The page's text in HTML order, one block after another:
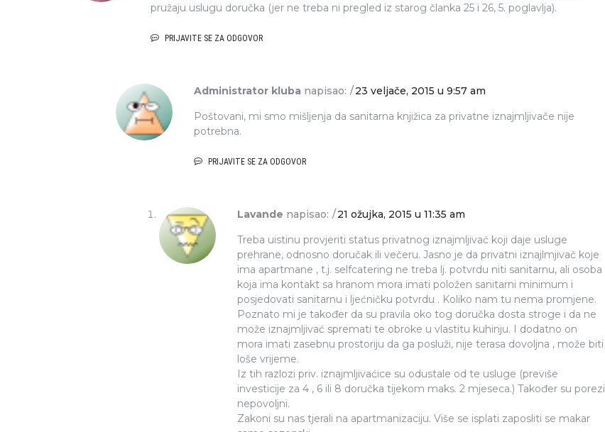
pružaju uslugu doručka (jer ne treba ni pregled iz starog članka 25 i 26, 5. poglavlja).
PRIJAVITE SE ZA ODGOVOR
Administrator kluba napisao:
23 veljače, 2015 u 9:57 am
Poštovani, mi smo mišljenja da sanitarna knjižica za privatne iznajmljivače nije
potrebna.
PRIJAVITE SE ZA ODGOVOR
Lavande napisao:
21 ožujka, 2015 u 11:35 am
Treba uistinu provjeriti status privatnog iznajmljivać koji daje usluge
prehrane, odnosno doručak ili večeru. Jasno je da privatni iznajlmjivač koje
ima apartmane , t.j. selfcatering ne treba lj. potvrdu niti sanitarnu, ali osoba
koja ima kontakt sa hranom mora imati položen sanitarni minimum i
posjedovati sanitarnu i ljećničku potvrdu . Koliko nam tu nema promjene.
Poznato mi je također da su pravila oko tog doručka dosta stroge i da ne
može iznajmljivać spremati te obroke u vlastitu kuhinju. I dodatno on
mora imati zasebnu prostoriju da ga posluži, nije terasa dovoljna , može biti
loše vrijeme.
Iz tih razlozi priv. iznajmljivaćice su odustale od te usluge (previše
investicije za 4 , 6 ili 8 doručka tijekom maks. 2 mjeseca.) Također su porezi
nepovoljni.
Zakoni su nas tjerali na apartmanizaciju. Više se isplati zaposliti se makar